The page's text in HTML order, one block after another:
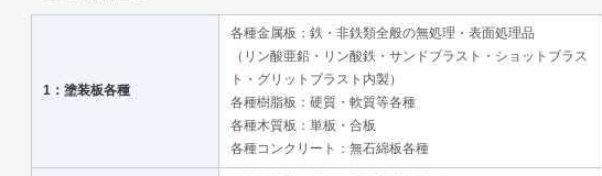
1：塗装板各種
各種金属板：鉄・非鉄類全般の無処理・表面処理品
（リン酸亜鉛・リン酸鉄・サンドブラスト・ショットブラス
ト・グリットブラスト内製）
各種樹脂板：硬質・軟質等各種
各種木質板：単板・合板
各種コンクリート：無石綿板各種